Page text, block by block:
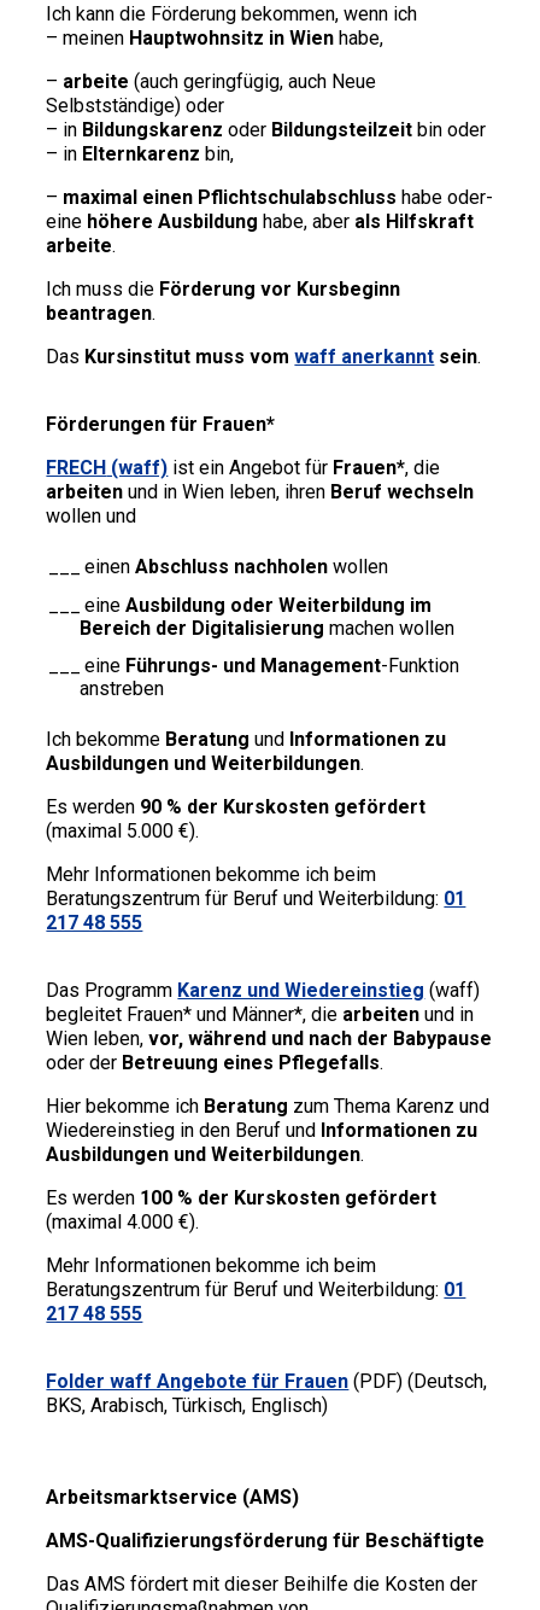
Ich kann die Förderung bekommen, wenn ich
– meinen Hauptwohnsitz in Wien habe,
– arbeite (auch geringfügig, auch Neue
Selbstständige) oder
– in Bildungskarenz oder Bildungsteilzeit bin oder
– in Elternkarenz bin,
– maximal einen Pflichtschulabschluss habe oder-
eine höhere Ausbildung habe, aber als Hilfskraft
arbeite.
Ich muss die Förderung vor Kursbeginn
beantragen.
Das Kursinstitut muss vomwaff anerkannt sein.
Förderungen für Frauen*
FRECH (waff) ist ein Angebot für Frauen*, die
arbeiten und in Wien leben, ihren Beruf wechseln
wollen und
einenAbschluss nachholen wollen
eineAusbildung oder Weiterbildung im
Bereich der Digitalisierung machen wollen
eine Führungs- und Management-Funktion
anstreben
Ich bekomme Beratung und Informationen zu
Ausbildungen und Weiterbildungen.
Es werden 90 % der Kurskosten gefördert
(maximal 5.000 €).
Mehr Informationen bekomme ich beim
Beratungszentrum für Beruf und Weiterbildung: 01
217 48 555
Das Programm Karenz und Wiedereinstieg (waff)
begleitet Frauen* und Männer*, die arbeiten und in
Wien leben,vor, während und nach der Babypause
oder der Betreuung eines Pflegefalls.
Hier bekomme ich Beratung zum Thema Karenz und
Wiedereinstieg in den Beruf und Informationen zu
Ausbildungen und Weiterbildungen.
Es werden 100 % der Kurskosten gefördert
(maximal 4.000 €).
Mehr Informationen bekomme ich beim
Beratungszentrum für Beruf und Weiterbildung: 01
217 48 555
Folder waff Angebote für Frauen (PDF) (Deutsch,
BKS, Arabisch, Türkisch, Englisch)
Arbeitsmarktservice (AMS)
AMS-Qualifizierungsförderung für Beschäftigte
Das AMS fördert mit dieser Beihilfe die Kosten der